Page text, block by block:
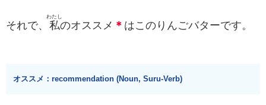
それで、 私
わたし
のオススメ ＊ はこのりんごバターです。
オススメ：recommendation (Noun, Suru-Verb)